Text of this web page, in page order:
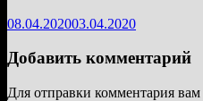
08.04.202003.04.2020
Добавить комментарий
Для отправки комментария